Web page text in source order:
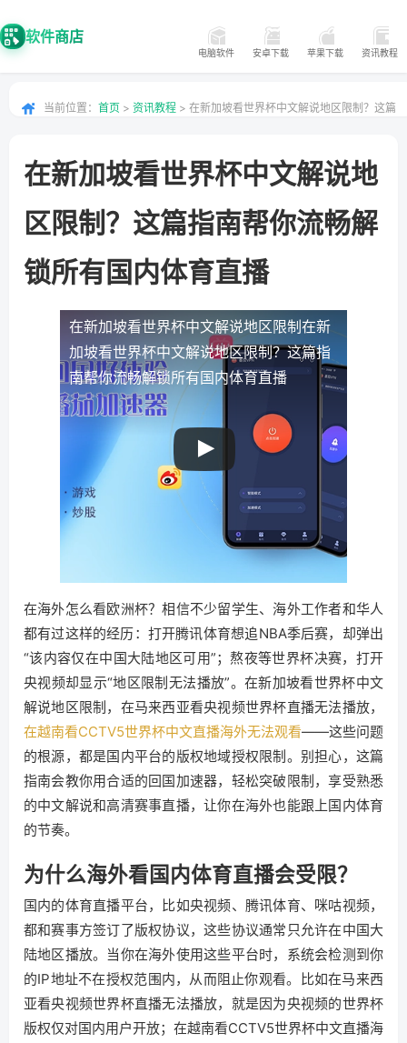
软件商店
电脑软件 安卓下载 苹果下载 资讯教程
当前位置： 首页 > 资讯教程 > 在新加坡看世界杯中文解说地区限制？这篇
在新加坡看世界杯中文解说地
区限制？这篇指南帮你流畅解
锁所有国内体育直播
在新加坡看世界杯中文解说地区限制 在新
加坡看世界杯中文解说地区限制？这篇指
南帮你流畅解锁所有国内体育直播
在海外怎么看欧洲杯？相信不少留学生、海外工作者和华人
都有过这样的经历：打开腾讯体育想追NBA季后赛，却弹出
“该内容仅在中国大陆地区可用”；熬夜等世界杯决赛，打开
央视频却显示“地区限制无法播放”。在新加坡看世界杯中文
解说地区限制，在马来西亚看央视频世界杯直播无法播放，
在越南看CCTV5世界杯中文直播海外无法观看——这些问题
的根源，都是国内平台的版权地域授权限制。别担心，这篇
指南会教你用合适的回国加速器，轻松突破限制，享受熟悉
的中文解说和高清赛事直播，让你在海外也能跟上国内体育
的节奏。
为什么海外看国内体育直播会受限？
国内的体育直播平台，比如央视频、腾讯体育、咪咕视频，
都和赛事方签订了版权协议，这些协议通常只允许在中国大
陆地区播放。当你在海外使用这些平台时，系统会检测到你
的IP地址不在授权范围内，从而阻止你观看。比如在马来西
亚看央视频世界杯直播无法播放，就是因为央视频的世界杯
版权仅对国内用户开放；在越南看CCTV5世界杯中文直播海